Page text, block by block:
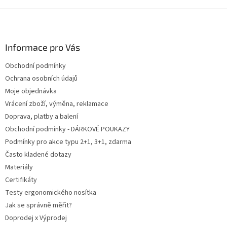
Informace pro Vás
Obchodní podmínky
Ochrana osobních údajů
Moje objednávka
Vrácení zboží, výměna, reklamace
Doprava, platby a balení
Obchodní podmínky - DÁRKOVÉ POUKAZY
Podmínky pro akce typu 2+1, 3+1, zdarma
Často kladené dotazy
Materiály
Certifikáty
Testy ergonomického nosítka
Jak se správně měřit?
Doprodej x Výprodej